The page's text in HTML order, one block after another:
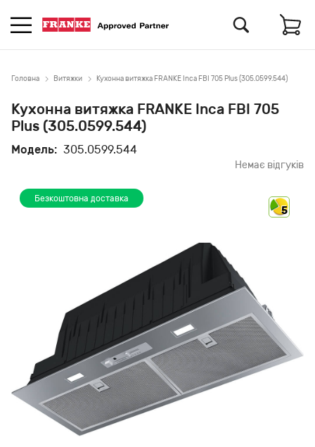
Головна Витяжки Кухонна витяжка FRANKE Inca FBI 705 Plus (305.0599.544)
Кухонна витяжка FRANKE Inca FBI 705
Plus (305.0599.544)
Модель: 305.0599.544
Немає відгуків
Безкоштовна доставка
5